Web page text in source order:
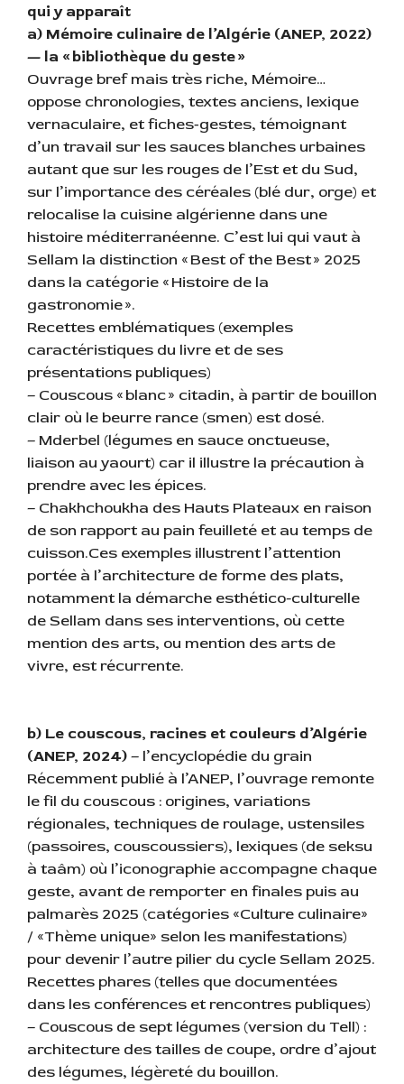
qui y apparaît
a) Mémoire culinaire de l’Algérie (ANEP, 2022)
— la « bibliothèque du geste »
Ouvrage bref mais très riche, Mémoire…
oppose chronologies, textes anciens, lexique
vernaculaire, et fiches‑gestes, témoignant
d’un travail sur les sauces blanches urbaines
autant que sur les rouges de l’Est et du Sud,
sur l’importance des céréales (blé dur, orge) et
relocalise la cuisine algérienne dans une
histoire méditerranéenne. C’est lui qui vaut à
Sellam la distinction « Best of the Best » 2025
dans la catégorie « Histoire de la
gastronomie ».
Recettes emblématiques (exemples
caractéristiques du livre et de ses
présentations publiques)
– Couscous « blanc » citadin, à partir de bouillon
clair où le beurre rance (smen) est dosé.
– Mderbel (légumes en sauce onctueuse,
liaison au yaourt) car il illustre la précaution à
prendre avec les épices.
– Chakhchoukha des Hauts Plateaux en raison
de son rapport au pain feuilleté et au temps de
cuisson.Ces exemples illustrent l’attention
portée à l’architecture de forme des plats,
notamment la démarche esthético-culturelle
de Sellam dans ses interventions, où cette
mention des arts, ou mention des arts de
vivre, est récurrente.
b) Le couscous, racines et couleurs d’Algérie
(ANEP, 2024)– l’encyclopédie du grain
Récemment publié à l’ANEP, l’ouvrage remonte
le fil du couscous : origines, variations
régionales, techniques de roulage, ustensiles
(passoires, couscoussiers), lexiques (de seksu
à taâm) où l’iconographie accompagne chaque
geste, avant de remporter en finales puis au
palmarès 2025 (catégories «Culture culinaire»
/ «Thème unique» selon les manifestations)
pour devenir l’autre pilier du cycle Sellam 2025.
Recettes phares (telles que documentées
dans les conférences et rencontres publiques)
– Couscous de sept légumes (version du Tell) :
architecture des tailles de coupe, ordre d’ajout
des légumes, légèreté du bouillon.